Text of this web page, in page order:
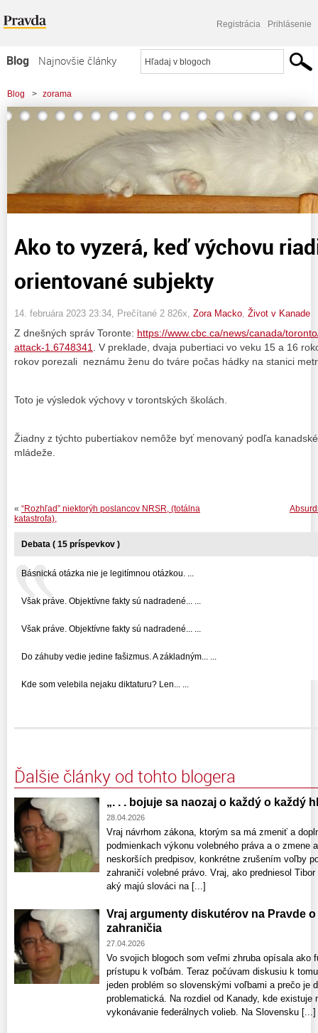
Registrácia Prihlásenie
Blog
Najnovšie články
Najčítanejšie články
Najkomentovanejšie články
Komerčné blogy
Blog > zorama
> Ako to vyzerá, keď výchovu riadia liberálne orientované subjekty
Ako to vyzerá, keď výchovu
orientované subjekty
14. februára 2023 23:34 , Prečítané 2 826x, Zora Macko Život v Kanade
Z dnešných správ Toronte: https://www.cbc.ca/news/canada/
attack-1.6748341
. V preklade, dvaja pubertiaci vo veku 15 a 16
rokov porezali neznámu ženu do tváre počas hádky na stanici
Toto je výsledok výchovy v torontských školách.
Žiadny z týchto pubertiakov nemôže byť menovaný podľa
mládeže.
« “Rozhľad” niektorýh poslancov NRSR, (totálna
katastrofa),
Debata ( 15 príspevkov )
Básnická otázka nie je legitímnou otázkou. ...
Však práve. Objektívne fakty sú nadradené... ...
Však práve. Objektívne fakty sú nadradené... ...
Do záhuby vedie jedine fašizmus. A základným... ...
Kde som velebila nejaku diktaturu? Len... ...
Ďalšie články od tohto blogera
„. . . bojuje sa naozaj o každý o každý
28.04.2026
Vraj návrhom zákona, ktorým sa má zmeniť a
podmienkach výkonu volebného práva a o zmene
neskorších predpisov, konkrétne zrušením voľby
zahraničí volebné právo. Vraj, ako predniesol
aký majú slováci na [...]
Vraj argumenty diskutérov na Pravde
zahraničia
27.04.2026
Vo svojich blogoch som veľmi zhruba opísala ako
prístupu k voľbám. Teraz počúvam diskusiu k
jeden problém so slovenskými voľbami a prečo je
problematická. Na rozdiel od Kanady, kde existuje
vykonávanie federálnych volieb. Na Slovensku [...]